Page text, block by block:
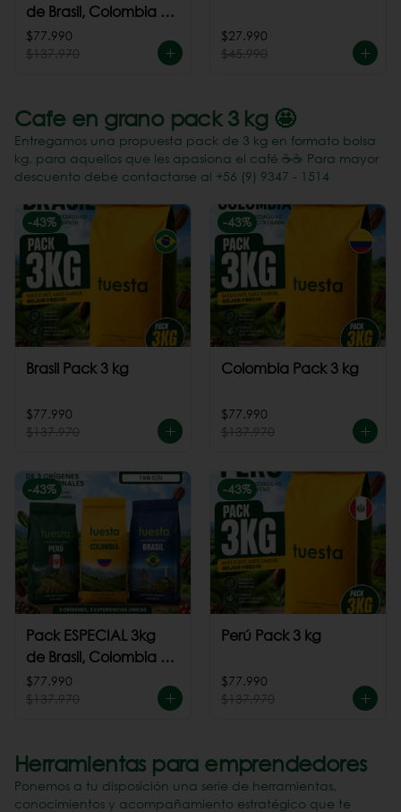
de Brasil, Colombia +
Perú
$77.990
$137.970
$27.990
$45.990
Cafe en grano pack 3 kg 🤩
Entregamos una propuesta pack de 3 kg en formato bolsa
kg, para aquellos que les apasiona el café ☕️☕️ Para mayor
descuento debe contactarse al +56 (9) 9347 - 1514
-43%
Brasil Pack 3 kg
$77.990
$137.970
-43%
Colombia Pack 3 kg
$77.990
$137.970
-43%
Pack ESPECIAL 3kg
de Brasil, Colombia +
Perú
$77.990
$137.970
-43%
Perú Pack 3 kg
$77.990
$137.970
Herramientas para emprendedores
Ponemos a tu disposición una serie de herramientas,
conocimientos y acompañamiento estratégico que te